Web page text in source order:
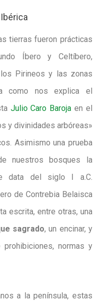
tierras fueron prácticas
Íbero y Celtíbero,
Pirineos y las zonas
como nos explica el
Julio Caro Baroja en el
y divinidades arbóreas»
Asimismo una prueba
nuestros bosques la
data del siglo I a.C.
de Contrebia Belaisca
escrita, entre otras, una
sagrado, un encinar, y
normas y
a la península, estas